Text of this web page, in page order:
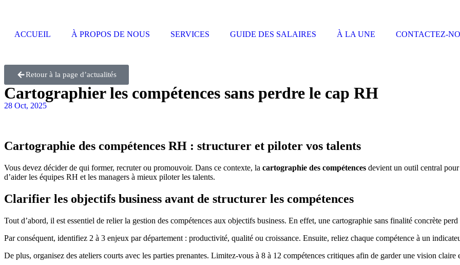
ACCUEIL À PROPOS DE NOUS SERVICES GUIDE DES SALAIRES À LA UNE CONTACTEZ-
Retour à la page d’actualités
Cartographier les compétences sans perdre le cap RH
28 Oct, 2025
Cartographie des compétences RH : structurer et piloter vos talents
Vous devez décider de qui former, recruter ou promouvoir. Dans ce contexte, la cartographie des compétences devient un outil central
d’aider les équipes RH et les managers à mieux piloter les talents.
Clarifier les objectifs business avant de structurer les compétences
Tout d’abord, il est essentiel de relier la gestion des compétences aux objectifs business. En effet, une cartographie sans finalité concrète
Par conséquent, identifiez 2 à 3 enjeux par département : productivité, qualité ou croissance. Ensuite, reliez chaque compétence à un
De plus, organisez des ateliers courts avec les parties prenantes. Limitez-vous à 8 à 12 compétences critiques afin de garder une vision claire